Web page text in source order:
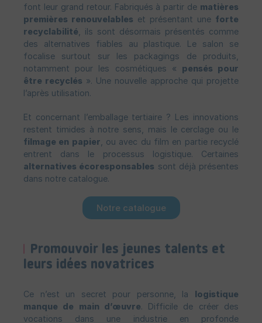
font leur grand retour. Fabriqués à partir de matières
premières renouvelables et présentant une forte
recyclabilité , ils sont désormais présentés comme
des alternatives fiables au plastique. Le salon se
focalise surtout sur les packagings de produits,
notamment pour les cosmétiques « pensés pour
être recyclés ». Une nouvelle approche qui projette
l’après utilisation.
Et concernant l’emballage tertiaire ? Les innovations
restent timides à notre sens, mais le cerclage ou le
filmage en papier , ou avec du film en partie recyclé
entrent dans le processus logistique. Certaines
alternatives écoresponsables sont déjà présentes
dans notre catalogue.
Notre catalogue
Promouvoir les jeunes talents et
leurs idées novatrices
Ce n’est un secret pour personne, la logistique
manque de main d’œuvre. Difficile de créer des
vocations dans une industrie en profonde